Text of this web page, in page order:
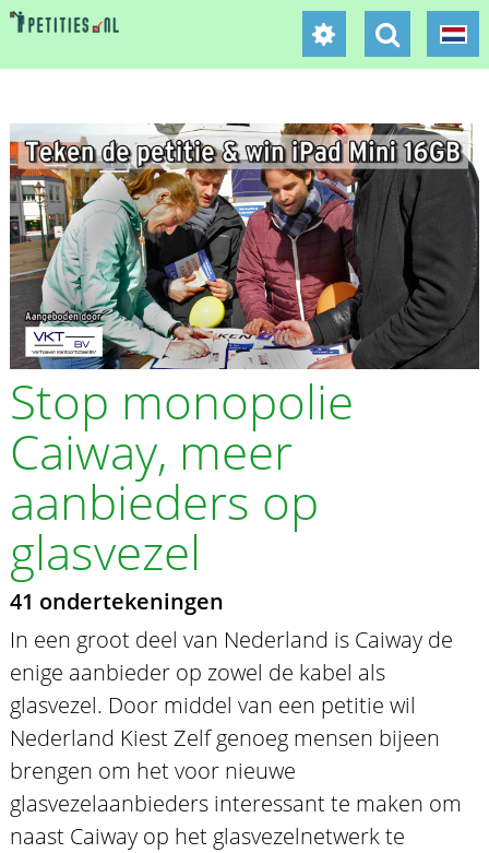
Stop monopolie
Caiway, meer
aanbieders op
glasvezel
41 ondertekeningen
In een groot deel van Nederland is Caiway de
enige aanbieder op zowel de kabel als
glasvezel. Door middel van een petitie wil
Nederland Kiest Zelf genoeg mensen bijeen
brengen om het voor nieuwe
glasvezelaanbieders interessant te maken om
naast Caiway op het glasvezelnetwerk te